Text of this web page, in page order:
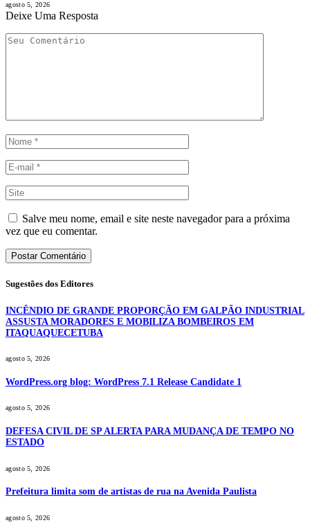
agosto 5, 2026
Deixe Uma Resposta
Salve meu nome, email e site neste navegador para a próxima
vez que eu comentar.
Sugestões dos Editores
INCÊNDIO DE GRANDE PROPORÇÃO EM GALPÃO INDUSTRIAL
ASSUSTA MORADORES E MOBILIZA BOMBEIROS EM
ITAQUAQUECETUBA
agosto 5, 2026
WordPress.org blog: WordPress 7.1 Release Candidate 1
agosto 5, 2026
DEFESA CIVIL DE SP ALERTA PARA MUDANÇA DE TEMPO NO
ESTADO
agosto 5, 2026
Prefeitura limita som de artistas de rua na Avenida Paulista
agosto 5, 2026